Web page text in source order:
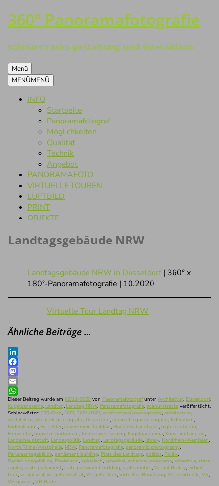
Zum
Inhalt
360° Panoramafotografie
schnurstracks gestaltung und interaktion
Menü
MENÜMENÜ
INFO
Startseite
Panoramafotograf
Möglichkeiten
Qualität
Technik
Angebot
PANORAMAFOTO
VIRTUELLE TOUREN
LUFTBILD
PRINT
OBJEKTE
Landtagsgebäude NRW
Landtagsgebäude NRW in Düsseldorf| 360° x
180°-Panoramafotografie | 10.2020
Virtuelle Tour Landtag NRW
Ähnliche Beiträge …
LinkedIn
Facebook
Mastodon
Email
WhatsApp
Dieser Beitrag wurde am 02/11/2020 von Panoramafotografunter Architektur, Düsseldorf,
Kugelpanorama, Landtag, Landtag NRW, Panoramafotografie, schnurstracks veröffentlicht.
Schlagwörter: 360 Grad, 360°, 360°x180°, architectural photography, architecture,
Architektur, Architekturfotografie, Düsseldorf, equirect, equirectangular, federalism,
Föderalismus, Fritz Eller, government building, Haus des Landtages, high-resolution,
Horizontal, house of parliament, Immersive Learning, Kugelpanorama, Kunst im Landtag,
Landeshauptstadt, Landespolitik, Landtag, Landtagsgebäude, library, Nordrhein-Westfalen,
North Rhine-Westphalia, NRW, Panoramafotografie, panoramic photography,
Parlamentsgebäude, parliament building, Platz des Landtags, politics, Politik,
Regierungsgebäude, Rheinturm, sphärisch, spherical, spherical panorama, spherique, state
capital, state parliament, state parliament building, state politics, Virtual Reality, virtual
tour, virtual visit, virtuelle Realität, Virtuelle Tour, Virtueller Rundgang, Visite virtuelle, VR,
VR glasses, VR-Brille.